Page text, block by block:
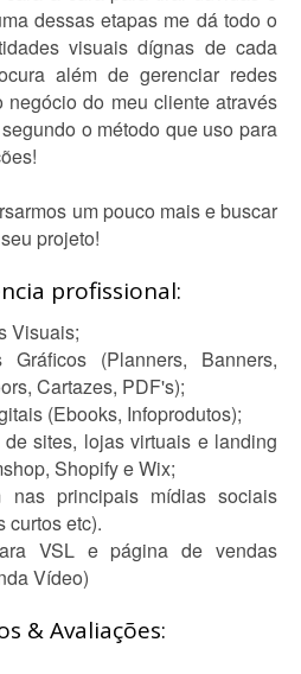
dessas etapas me dá todo o
visuais dígnas de cada
além de gerenciar redes
do meu cliente através
o método que uso para
um pouco mais e buscar
projeto!
profissional:
Visuais;
(Planners, Banners,
Cartazes, PDF's);
(Ebooks, Infoprodutos);
sites, lojas virtuais e landing
Shopify e Wix;
nas principais mídias sociais
curtos etc).
VSL e página de vendas
Vídeo)
& Avaliações: